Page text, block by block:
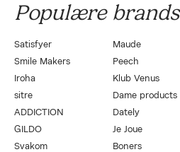
Populære brands
Satisfyer Maude
Smile Makers
Peech
Iroha
Klub Venus
sitre
Dame products
ADDICTION
Dately
GILDO
Je Joue
Svakom
Boners